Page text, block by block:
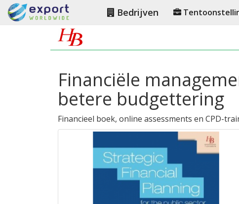
Bedrijven
Financiële
betere budgettering
Financieel boek, online assessments en CPD-